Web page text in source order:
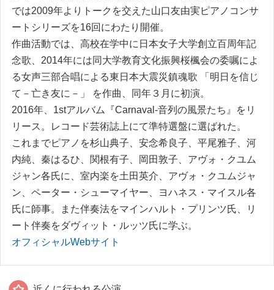
では2009年よりトークを交えた山口友由実ピアノコンサ
ートシリーズを16回にわたり開催。
作曲活動では、高校在学中に日本女子大学創立百周年記
念歌、2014年には同大学教育文化振興桜楓会の委嘱によ
る女声三部合唱による東日本大震災鎮魂歌 「明日を信じ
て－亡き友に－」 を作曲、同年３月に初演。
2016年、1stアルバム『Carnaval-音列の風景たち』をリ
リース。レコード芸術誌上にて準特選盤に選ばれた。
これまでピアノを杉山典子、安念希良子、平尾雅子、河
内純、秦はるひ、関根有子、岡田敦子、アヴォ・クユム
ジャン各氏に、室内楽を土田英介、アヴォ・クユムジャ
ン、ペーター・シューマイヤー、ヨハネス・マイスル各
氏に師事。また伴奏法をマインハルト・プリンツ氏、リ
ート伴奏をダヴィット・ルッツ氏に学ぶ。
オフィシャルWebサイト